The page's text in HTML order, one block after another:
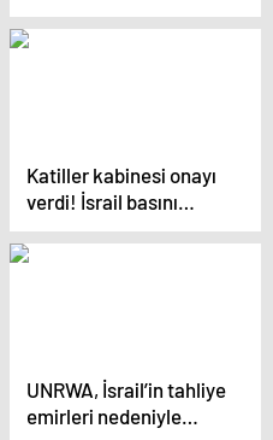
iddianameyi hazırladı
Katiller kabinesi onayı
verdi! İsrail basını
duyurdu: Yok etmeye
ant içtiler!
UNRWA, İsrail’in tahliye
emirleri nedeniyle